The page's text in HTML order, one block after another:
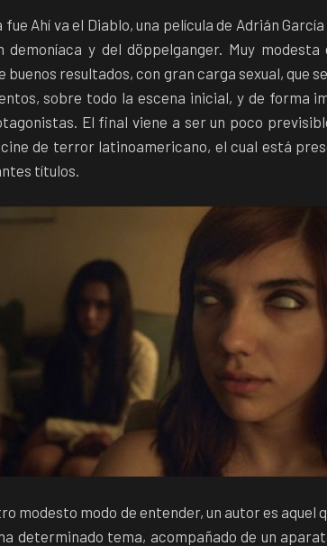
Ahí va el Diablo, una película de Adrián
y del döppelganger. Muy modesta
buenos resultados, con gran carga sexual, que
sobre todo la escena inicial, y de forma
El final viene a ser un poco
de terror latinoamericano, el cual está
títulos.
modesto modo de entender, un autor es
determinado tema, acompañado de un